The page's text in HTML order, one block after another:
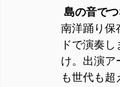
島の音で
南洋踊り保
ドで演奏
け。出演
も世代も超